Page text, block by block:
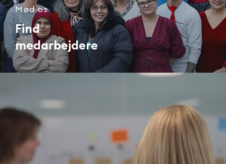
Mød os
Find
medarbejdere